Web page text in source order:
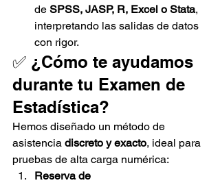
de SPSS, JASP, R, Excel o Stata,
interpretando las salidas de datos
con rigor.
✅ ¿Cómo te ayudamos
durante tu Examen de
Estadística?
Hemos diseñado un método de
asistencia discreto y exacto, ideal para
pruebas de alta carga numérica:
Reserva de